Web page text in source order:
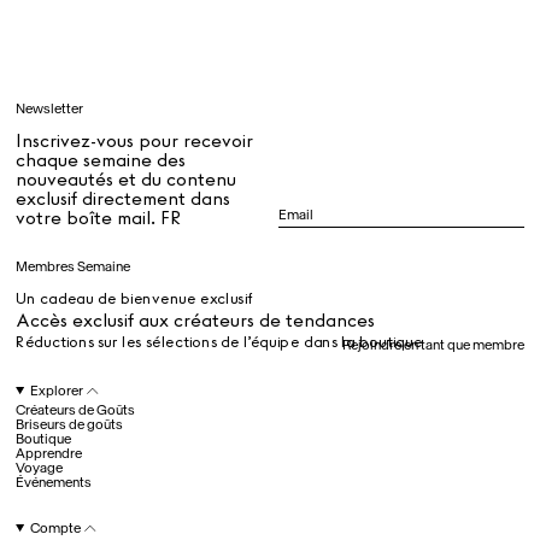
Dr Stolberg's Daily Habits to Support Your Inner Health
Newsletter
Inscrivez-vous pour recevoir
chaque semaine des
nouveautés et du contenu
exclusif directement dans
votre boîte mail. FR
Membres Semaine
Accès exclusif aux créateurs de tendances
Réductions sur les sélections de l’équipe dans la boutique
Un cadeau de bienvenue exclusif
Rejoindre en tant que membre
Explorer
Créateurs de Goûts
Briseurs de goûts
Boutique
Apprendre
Voyage
Événements
Compte